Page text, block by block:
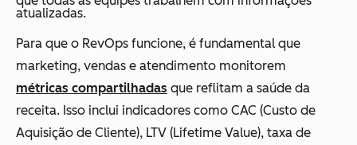
atualizadas.
Para que o RevOps funcione, é fundamental que
marketing, vendas e atendimento monitorem
métricas compartilhadas que reflitam a saúde da
receita. Isso inclui indicadores como CAC (Custo de
Aquisição de Cliente), LTV (Lifetime Value), taxa de